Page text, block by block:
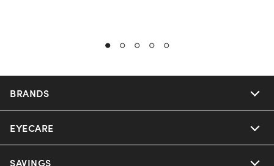
BRANDS
Nuance Audio
Ray-Ban
EYECARE
Our Eyeglasses
SAVINGS